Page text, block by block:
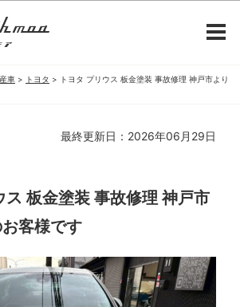
車 > トヨタ > トヨタ プリウス 板金塗装 事故修理 神戸市より
最終更新日：2026年06月29日
ス 板金塗装 事故修理 神戸市
客様です